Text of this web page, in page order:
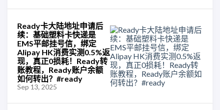
Ready卡大陆地址申请后
续：基础塑料卡快递是
EMS平邮挂号信，绑定
Alipay HK消费实测0.5%返
现，真正0损耗！Ready转
账教程，Ready账户余额
如何转出？#ready
Sep 13, 2025